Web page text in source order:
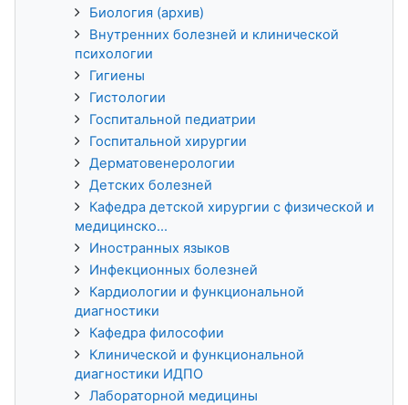
Биология (архив)
Внутренних болезней и клинической
психологии
Гигиены
Гистологии
Госпитальной педиатрии
Госпитальной хирургии
Дерматовенерологии
Детских болезней
Кафедра детской хирургии с физической и
медицинско...
Иностранных языков
Инфекционных болезней
Кардиологии и функциональной
диагностики
Кафедра философии
Клинической и функциональной
диагностики ИДПО
Лабораторной медицины